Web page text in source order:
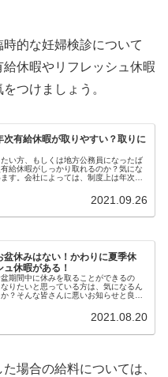
的な妊婦検診について
休暇やリフレッシュ休暇
つけましょう。
次有給休暇が取りやすい？取りに
い方、もしくは地方公務員になったば
給休暇がしっかり取れるのか？気にな
す。会社によっては、制度上は年次有
2021.09.26
盆休みはない！かわりに夏季休
休暇がある！
期間中に休みを取ることができるの
りたいと思っている方は、気になるん
？そんな皆さんに悪いお知らせと良い
2021.08.20
場合の給料については、